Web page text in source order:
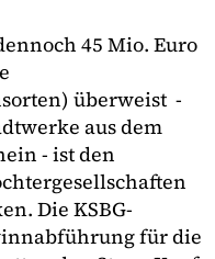
45 Mio. Euro
überweist -
aus dem
- ist den
Die KSBG-
für die